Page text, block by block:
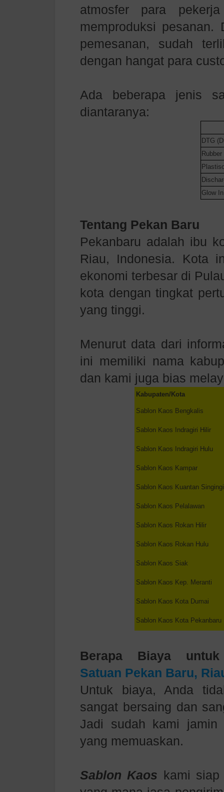
atmosfer para
memproduksi
pemesanan, sudah
dengan hangat para
Ada beberapa jenis
diantaranya:
DTG
Rubber
Glow
Tentang Pekan Baru
Pekanbaru adalah ibu
Riau, Indonesia. Kota
ekonomi terbesar di
kota dengan tingkat
yang tinggi.
Menurut data dari
ini memiliki nama
dan kami juga bias
Kabupaten/Kota
Sablon Kaos Bengkalis
Sablon Kaos Indragiri Hilir
Sablon Kaos Indragiri Hulu
Sablon Kaos Kampar
Sablon Kaos Kuantan Singingi
Sablon Kaos Pelalawan
Sablon Kaos Rokan Hilir
Sablon Kaos Rokan Hulu
Sablon Kaos Siak
Sablon Kaos Kep. Meranti
Sablon Kaos Kota Dumai
Sablon Kaos Kota Pekanbaru
Berapa Biaya untuk
Satuan Pekan Baru,
Untuk biaya, Anda
sangat bersaing dan
Jadi sudah kami jamin
yang memuaskan.
Sablon Kaos kami siap